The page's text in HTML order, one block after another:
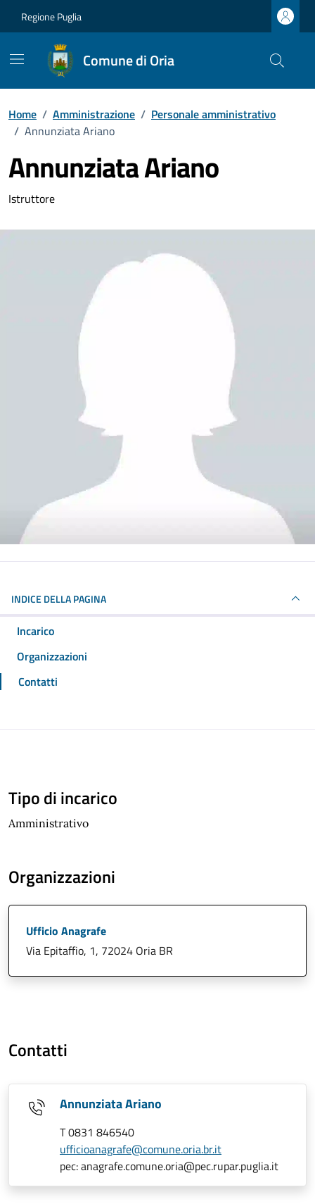
Regione Puglia
Comune di Oria
Home / Amministrazione / Personale amministrativo
/ Annunziata Ariano
Annunziata Ariano
Dettagli della persona
Istruttore
INDICE DELLA PAGINA
Incarico
Organizzazioni
Contatti
Tipo di incarico
Amministrativo
Organizzazioni
Ufficio Anagrafe
Via Epitaffio, 1, 72024 Oria BR
Contatti
Annunziata Ariano
T 0831 846540
ufficioanagrafe@comune.oria.br.it
pec: anagrafe.comune.oria@pec.rupar.puglia.it